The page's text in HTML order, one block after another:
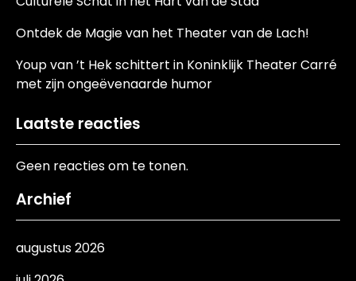
Ontdek de Magie van het Theater van de Lach!
Youp van ’t Hek schittert in Koninklijk Theater Carré
met zijn ongeëvenaarde humor
Laatste reacties
Geen reacties om te tonen.
Archief
augustus 2026